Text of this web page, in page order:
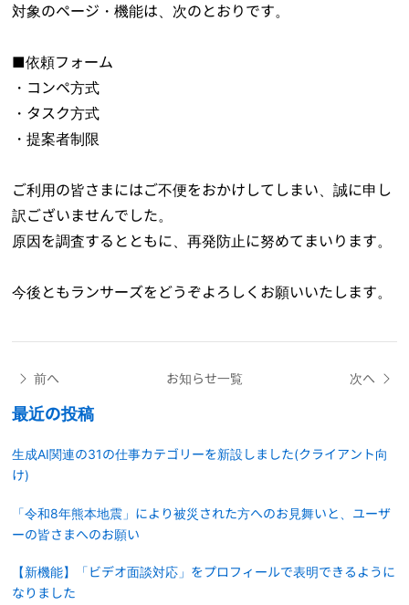
対象のページ・機能は、次のとおりです。
■依頼フォーム
・コンペ方式
・タスク方式
・提案者制限
ご利用の皆さまにはご不便をおかけしてしまい、誠に申し
訳ございませんでした。
原因を調査するとともに、再発防止に努めてまいります。
今後ともランサーズをどうぞよろしくお願いいたします。
前へ お知らせ一覧 次へ
最近の投稿
生成AI関連の31の仕事カテゴリーを新設しました(クライアント向
け)
「令和8年熊本地震」により被災された方へのお見舞いと、ユーザ
ーの皆さまへのお願い
【新機能】「ビデオ面談対応」をプロフィールで表明できるように
なりました